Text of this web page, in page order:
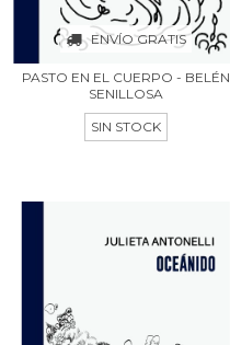
ENVÍO GRATIS
PASTO EN EL CUERPO - BELÉN
SENILLOSA
SIN STOCK